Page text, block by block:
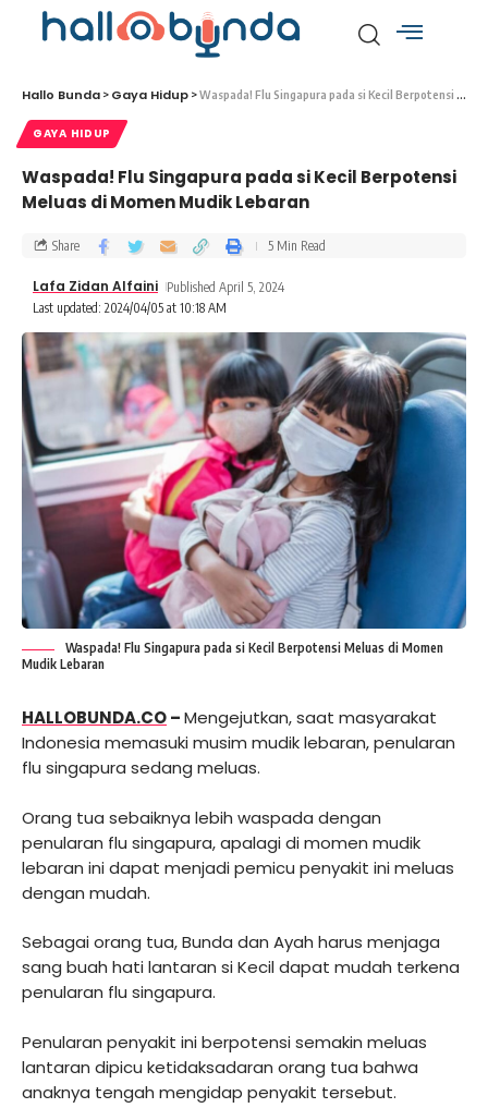
Hallo Bunda > Gaya Hidup >Waspada! Flu Singapura pada si Kecil Berpotensi Meluas di Momen Mudik Lebaran
GAYA HIDUP
Waspada! Flu Singapura pada si Kecil Berpotensi
Meluas di Momen Mudik Lebaran
Last updated: 2024/04/05 at 10:18 AM
Lafa Zidan Alfaini Published April 5, 2024
Share 5 Min Read
Waspada! Flu Singapura pada si Kecil Berpotensi Meluas di Momen
Mudik Lebaran
HALLOBUNDA.CO–Mengejutkan, saat masyarakat
Indonesia memasuki musim mudik lebaran, penularan
flu singapura sedang meluas.
Orang tua sebaiknya lebih waspada dengan
penularan flu singapura, apalagi di momen mudik
lebaran ini dapat menjadi pemicu penyakit ini meluas
dengan mudah.
Sebagai orang tua, Bunda dan Ayah harus menjaga
sang buah hati lantaran si Kecil dapat mudah terkena
penularan flu singapura.
Penularan penyakit ini berpotensi semakin meluas
lantaran dipicu ketidaksadaran orang tua bahwa
anaknya tengah mengidap penyakit tersebut.